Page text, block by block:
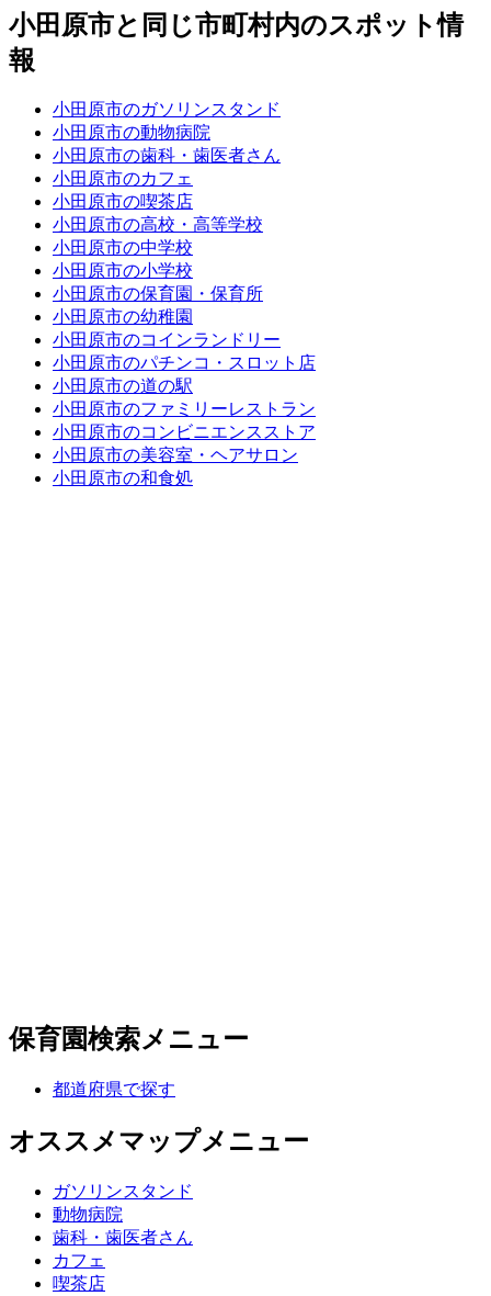
小田原市と同じ市町村内のスポット情
報
小田原市のガソリンスタンド
小田原市の動物病院
小田原市の歯科・歯医者さん
小田原市のカフェ
小田原市の喫茶店
小田原市の高校・高等学校
小田原市の中学校
小田原市の小学校
小田原市の保育園・保育所
小田原市の幼稚園
小田原市のコインランドリー
小田原市のパチンコ・スロット店
小田原市の道の駅
小田原市のファミリーレストラン
小田原市のコンビニエンスストア
小田原市の美容室・ヘアサロン
小田原市の和食処
保育園検索メニュー
都道府県で探す
オススメマップメニュー
ガソリンスタンド
動物病院
歯科・歯医者さん
カフェ
喫茶店